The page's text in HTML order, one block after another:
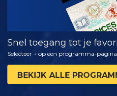
Snel toegang tot je
Selecteer + op een programma-
BEKIJK ALLE